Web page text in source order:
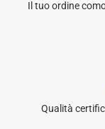
Il tuo ordine
Qualità